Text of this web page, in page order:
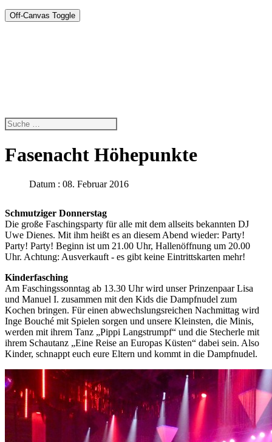
Off-Canvas Toggle
Fasenacht Höhepunkte
Datum : 08. Februar 2016
Schmutziger Donnerstag
Die große Faschingsparty für alle mit dem allseits bekannten DJ
Uwe Dienes. Mit ihm heißt es an diesem Abend wieder: Party!
Party! Party! Beginn ist um 21.00 Uhr, Hallenöffnung um 20.00
Uhr. Achtung: Ausverkauft - es gibt keine Eintrittskarten mehr!
Kinderfasching
Am Faschingssonntag ab 13.30 Uhr wird unser Prinzenpaar Lisa
und Manuel I. zusammen mit den Kids die Dampfnudel zum
Kochen bringen. Für einen abwechslungsreichen Nachmittag wird
Inge Bouché mit Spielen sorgen und unsere Kleinsten, die Minis,
werden mit ihrem Tanz „Pippi Langstrumpf“ und die Stecherle mit
ihrem Schautanz „Eine Reise an Europas Küsten“ dabei sein. Also
Kinder, schnappt euch eure Eltern und kommt in die Dampfnudel.